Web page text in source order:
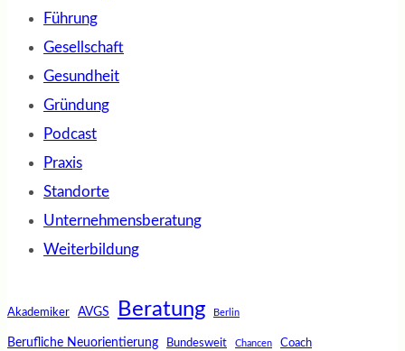
Führung
Gesellschaft
Gesundheit
Gründung
Podcast
Praxis
Standorte
Unternehmensberatung
Weiterbildung
Akademiker AVGS Beratung Berlin
Berufliche Neuorientierung Bundesweit Chancen Coach